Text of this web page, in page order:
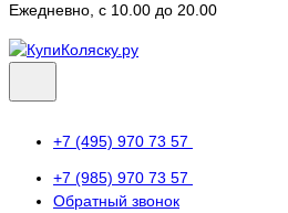
Ежедневно, с 10.00 до 20.00
+7 (495) 970 73 57
+7 (985) 970 73 57
Обратный звонок